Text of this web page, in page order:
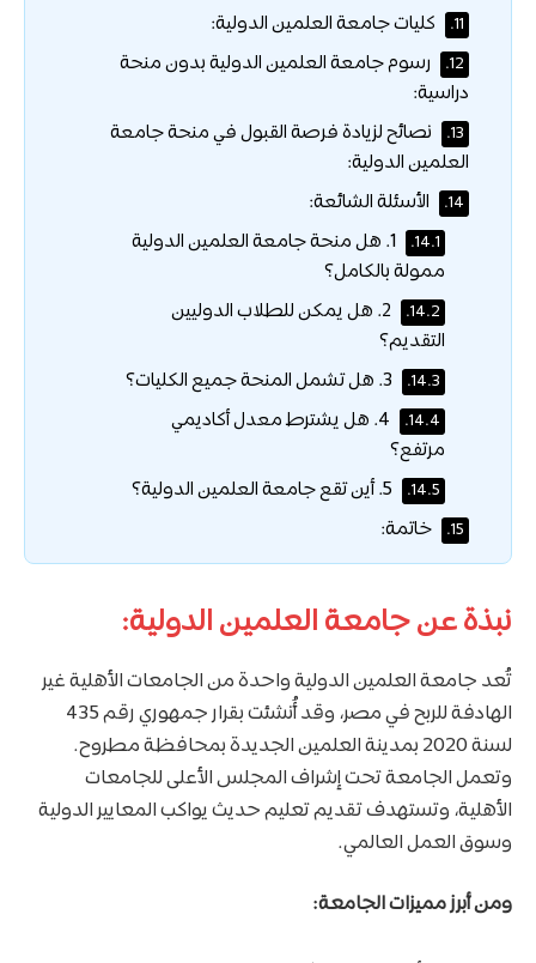
11. كليات جامعة العلمين الدولية:
12.
رسوم جامعة العلمين الدولية بدون منحة
دراسية:
13.
نصائح لزيادة فرصة القبول في منحة جامعة
العلمين الدولية:
14. الأسئلة الشائعة:
14.1.
1. هل منحة جامعة العلمين الدولية
ممولة بالكامل؟
14.2.
2. هل يمكن للطلاب الدوليين
التقديم؟
14.3.
14.4.
4. هل يشترط معدل أكاديمي
مرتفع؟
14.5.
15. خاتمة:
نبذة عن جامعة العلمين الدولية:
تُعد جامعة العلمين الدولية واحدة من الجامعات الأهلية غير
الهادفة للربح في مصر، وقد أُنشئت بقرار جمهوري رقم 435
لسنة 2020 بمدينة العلمين الجديدة بمحافظة مطروح.
وتعمل الجامعة تحت إشراف المجلس الأعلى للجامعات
الأهلية، وتستهدف تقديم تعليم حديث يواكب المعايير الدولية
وسوق العمل العالمي.
ومن أبرز مميزات الجامعة: